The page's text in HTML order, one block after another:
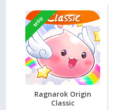
MOD
Ragnarok Origin
Classic